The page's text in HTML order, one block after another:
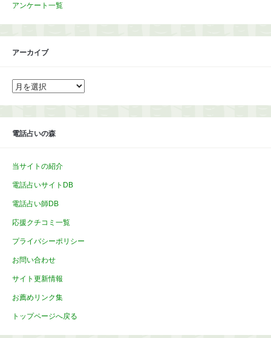
アンケート一覧
アーカイブ
ア
ー
イ
電話占いの森
当サイトの紹介
電話占いサイトDB
電話占い師DB
応援クチコミ一覧
プライバシーポリシー
お問い合わせ
サイト更新情報
お薦めリンク集
トップページへ戻る